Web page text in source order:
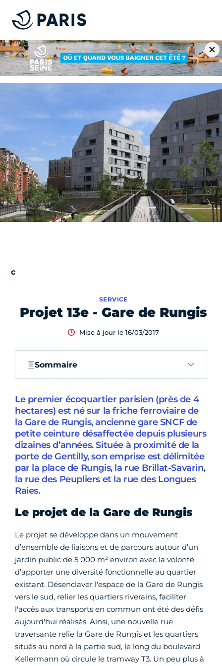
Projet 13e - Gare de Rungis
SERVICE
Mise à jour le 16/03/2017
Sommaire
Le premier écoquartier parisien (près de 4
hectares) est né sur la friche ferroviaire de
la Gare de Rungis, ancienne gare SNCF de
petite ceinture désaffectée depuis plusieurs
dizaines d’années. Située à proximité de la
porte de Gentilly, son emprise est délimitée
par la place de Rungis, la rue Brillat-Savarin,
la rue des Peupliers et la rue des Longues
Raies.
Le projet de la Gare de Rungis
Le projet se développe dans un mouvement
d’ensemble de liaisons et de parcours autour d’un
jardin public de 5 000 m² environ avec la volonté
d’apporter une diversité fonctionnelle au quartier
existant. Désenclaver l'espace de la Gare de Rungis
vers le sud, relier les quartiers riverains, faciliter
l'accès aux transports en commun ont été des défis
aujourd'hui réalisés. Ainsi, une nouvelle rue
traversante relie la Gare de Rungis et les quartiers
situés au nord à la partie sud, le long du boulevard
Kellermann où circule le tramway T3. Un peu plus à